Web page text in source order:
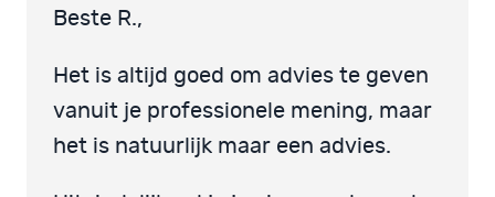
Beste R.,
Het is altijd goed om advies te geven
vanuit je professionele mening, maar
het is natuurlijk maar een advies.